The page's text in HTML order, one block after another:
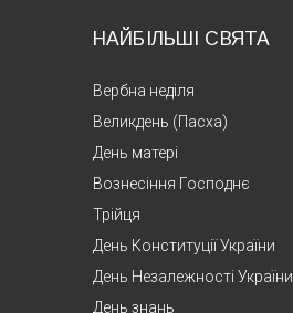
НАЙБІЛЬШІ СВЯТА
Вербна неділя
Великдень (Пасха)
День матері
Вознесіння Господнє
Трійця
День Конституції України
День Незалежності України
День знань